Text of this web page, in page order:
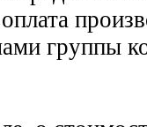
группы